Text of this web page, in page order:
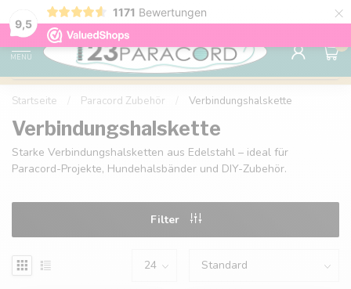
9,5
1171 Bewertungen ×
Kostenlose Lieferung nach Hause ab 150 €
MENU
0
Startseite Paracord Zubehör Verbindungshalskette
Verbindungshalskette
Starke Verbindungshalsketten aus Edelstahl – ideal für
Paracord-Projekte, Hundehalsbänder und DIY-Zubehör.
Filter